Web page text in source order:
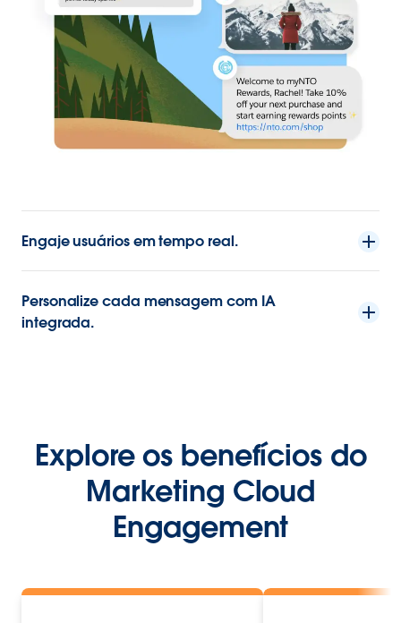
Engaje usuários em tempo real.
Personalize cada mensagem com IA
integrada.
Explore os benefícios do
Marketing Cloud
Engagement